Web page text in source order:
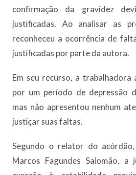
confirmação da gravidez
justificadas. Ao analisar as
reconheceu a ocorrência de
justificadas por parte da autora.
Em seu recurso, a trabalhadora
por um período de depressão
mas não apresentou nenhum
justiçar suas faltas.
Segundo o relator do
Marcos Fagundes Salomão, a